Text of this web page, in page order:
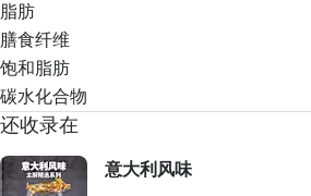
脂肪
膳食纤维
饱和脂肪
碳水化合物
还收录在
意大利风味